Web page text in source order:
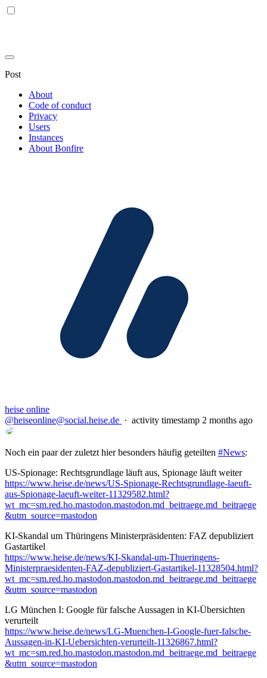
Post
About
Code of conduct
Privacy
Users
Instances
About Bonfire
heise online
@heiseonline@social.heise.de · activity timestamp 2 months ago
Noch ein paar der zuletzt hier besonders häufig geteilten #News:
US-Spionage: Rechtsgrundlage läuft aus, Spionage läuft weiter
https://www.heise.de/news/US-Spionage-Rechtsgrundlage-laeuft-
aus-Spionage-laeuft-weiter-11329582.html?
wt_mc=sm.red.ho.mastodon.mastodon.md_beitraege.md_beitraege
&utm_source=mastodon
KI-Skandal um Thüringens Ministerpräsidenten: FAZ depubliziert
Gastartikel
https://www.heise.de/news/KI-Skandal-um-Thueringens-
Ministerpraesidenten-FAZ-depubliziert-Gastartikel-11328504.html?
wt_mc=sm.red.ho.mastodon.mastodon.md_beitraege.md_beitraege
&utm_source=mastodon
LG München I: Google für falsche Aussagen in KI-Übersichten
verurteilt
https://www.heise.de/news/LG-Muenchen-I-Google-fuer-falsche-
Aussagen-in-KI-Uebersichten-verurteilt-11326867.html?
wt_mc=sm.red.ho.mastodon.mastodon.md_beitraege.md_beitraege
&utm_source=mastodon